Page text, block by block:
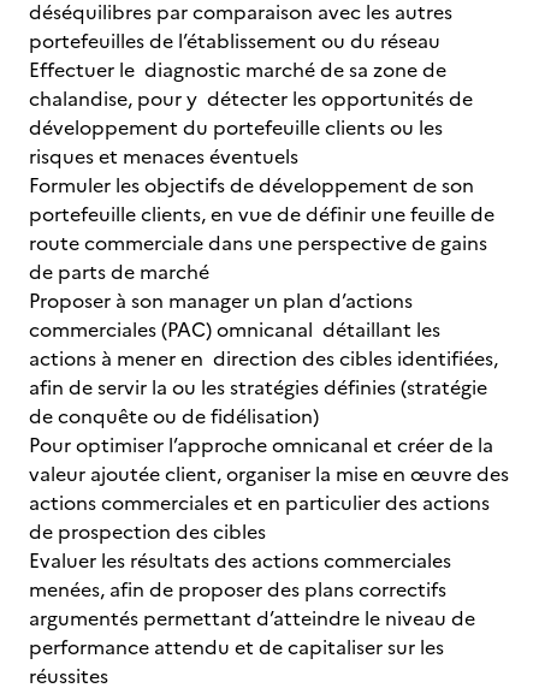
déséquilibres par comparaison avec les autres
portefeuilles de l’établissement ou du réseau
Effectuer le diagnostic marché de sa zone de
chalandise, pour y détecter les opportunités de
développement du portefeuille clients ou les
risques et menaces éventuels
Formuler les objectifs de développement de son
portefeuille clients, en vue de définir une feuille de
route commerciale dans une perspective de gains
de parts de marché
Proposer à son manager un plan d’actions
commerciales (PAC) omnicanal détaillant les
actions à mener en direction des cibles identifiées,
afin de servir la ou les stratégies définies (stratégie
de conquête ou de fidélisation)
Pour optimiser l’approche omnicanal et créer de la
valeur ajoutée client, organiser la mise en œuvre des
actions commerciales et en particulier des actions
de prospection des cibles
Evaluer les résultats des actions commerciales
menées, afin de proposer des plans correctifs
argumentés permettant d’atteindre le niveau de
performance attendu et de capitaliser sur les
réussites